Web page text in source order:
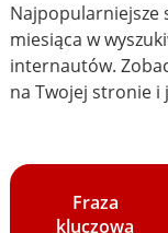
Najpopularniejsze
miesiąca w
internautów.
na Twojej stronie i
Fraza
kluczowa